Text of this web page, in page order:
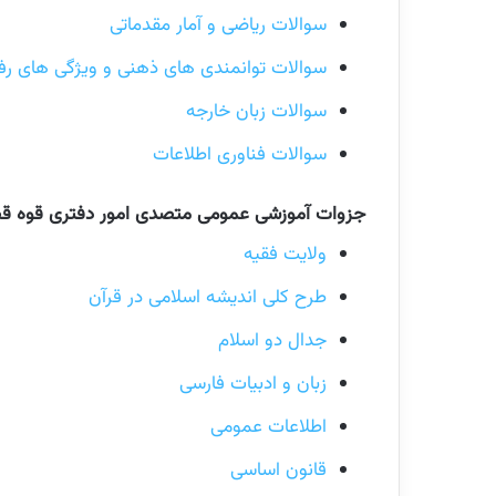
سوالات ریاضی و آمار مقدماتی
سوالات توانمندی های ذهنی و ویژگی های
سوالات زبان خارجه
سوالات فناوری اطلاعات
جزوات آموزشی عمومی متصدی امور دفتری قوه
ولایت فقیه
طرح کلی اندیشه اسلامی در قرآن
جدال دو اسلام
زبان و ادبیات فارسی
اطلاعات عمومی
قانون اساسی